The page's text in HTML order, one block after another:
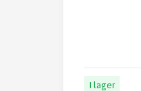
I lager